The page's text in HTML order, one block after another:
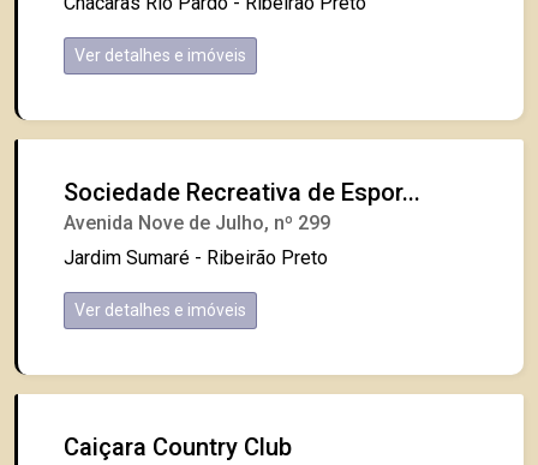
Ver detalhes e imóveis
Sociedade Recreativa de Espor...
Avenida Nove de Julho, nº 299
Jardim Sumaré - Ribeirão Preto
Ver detalhes e imóveis
Caiçara Country Club